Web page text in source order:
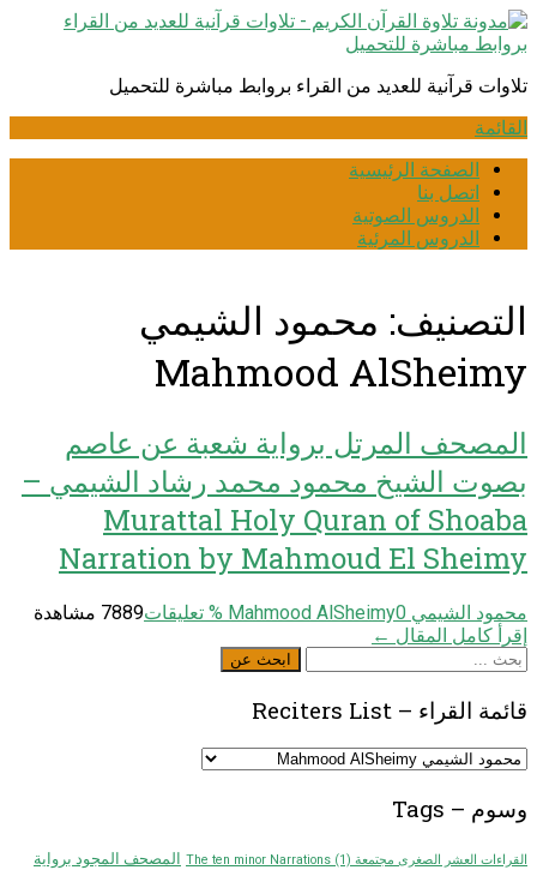
انتقل
إلى
تلاوات قرآنية للعديد من القراء بروابط مباشرة للتحميل
القائمة
الصفحة الرئيسية
اتصل بنا
الدروس الصوتية
الدروس المرئية
التصنيف: محمود الشيمي
Mahmood AlSheimy
المصحف المرتل برواية شعبة عن عاصم
بصوت الشيخ محمود محمد رشاد الشيمي –
Murattal Holy Quran of Shoaba
Narration by Mahmoud El Sheimy
محمود الشيمي Mahmood AlSheimy 0 % تعليقات7889 مشاهدة
إقرأ كامل المقال ←
ابحث
عن
ابحث عن
قائمة القراء – Reciters List
قائمة
Reciters
List
وسوم – Tags
القراءات العشر الصغرى مجتمعة The ten minor Narrations (1)
المصحف المجود برواية